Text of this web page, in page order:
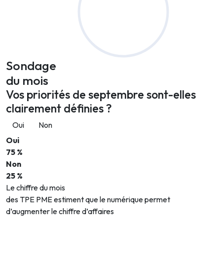
Sondage
du mois
Vos priorités de septembre sont-elles
clairement définies ?
Oui
Non
Oui
75 %
Non
25 %
Le chiffre du mois
des TPE PME estiment que le numérique permet
d’augmenter le chiffre d’affaires